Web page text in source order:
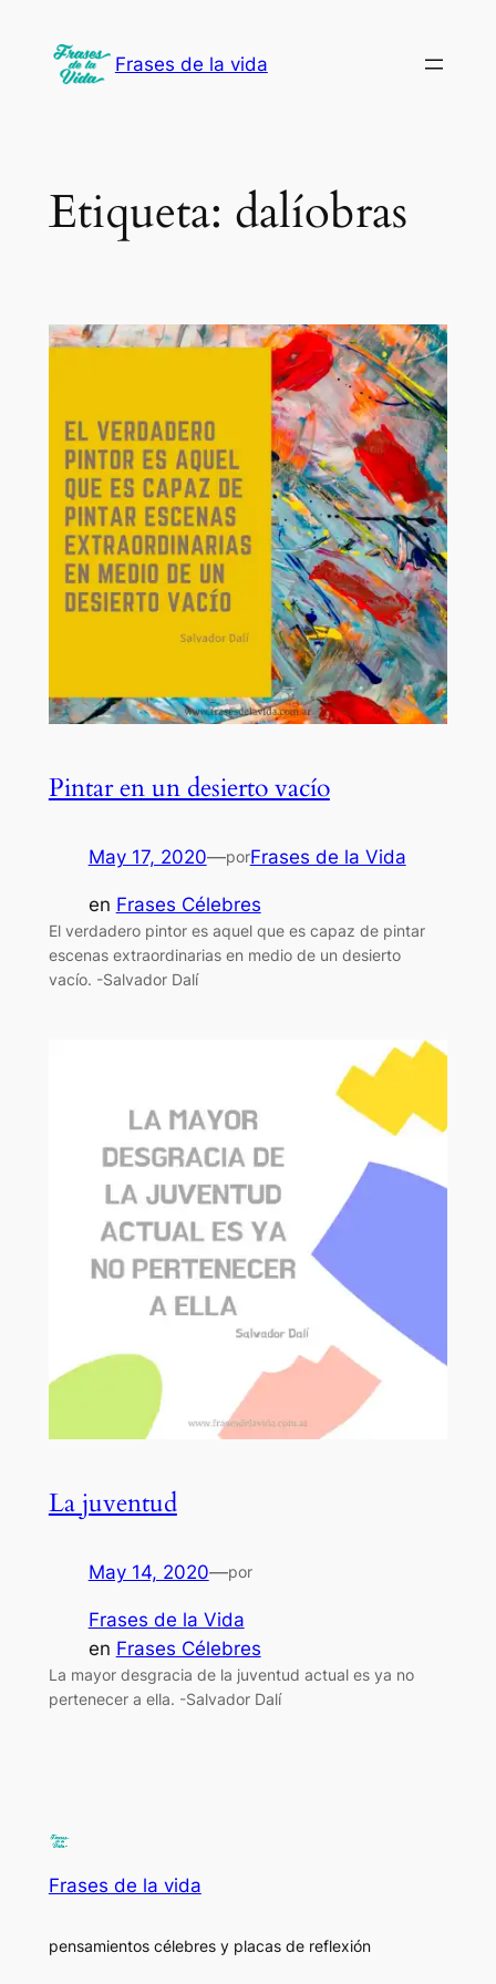
contenido
Frases de la vida
Etiqueta: dalíobras
Pintar en un desierto vacío
May 17, 2020—porFrases de la Vida
en Frases Célebres
El verdadero pintor es aquel que es capaz de pintar
escenas extraordinarias en medio de un desierto
vacío. -Salvador Dalí
La juventud
May 14, 2020—por
Frases de la Vida
en Frases Célebres
La mayor desgracia de la juventud actual es ya no
pertenecer a ella. -Salvador Dalí
Frases de la vida
pensamientos célebres y placas de reflexión